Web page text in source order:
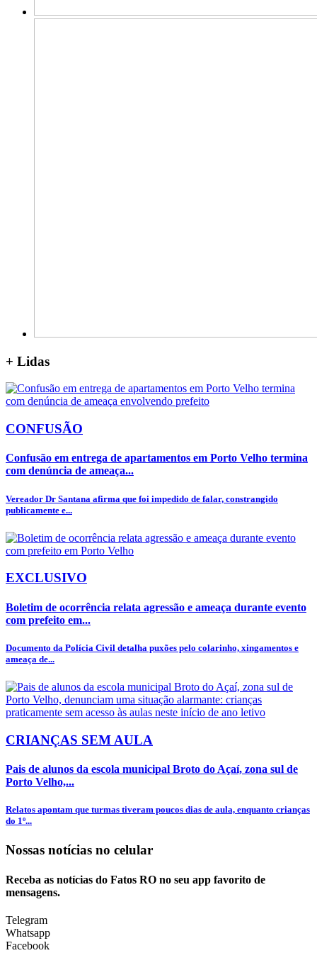
+ Lidas
CONFUSÃO
Confusão em entrega de apartamentos em Porto Velho termina
com denúncia de ameaça...
Vereador Dr Santana afirma que foi impedido de falar, constrangido
publicamente e...
EXCLUSIVO
Boletim de ocorrência relata agressão e ameaça durante evento
com prefeito em...
Documento da Polícia Civil detalha puxões pelo colarinho, xingamentos e
ameaça de...
CRIANÇAS SEM AULA
Pais de alunos da escola municipal Broto do Açaí, zona sul de
Porto Velho,...
Relatos apontam que turmas tiveram poucos dias de aula, enquanto crianças
do 1º...
Nossas notícias no celular
Receba as notícias do Fatos RO no seu app favorito de
mensagens.
Telegram
Whatsapp
Facebook